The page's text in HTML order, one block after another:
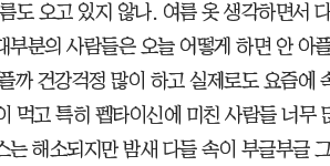
도 오고 있지 않나. 여름 옷 생각하면서
분의 사람들은 오늘 어떻게 하면 안 아
까 건강걱정 많이 하고 실제로도 요즘에
먹고 특히 펩타이신에 미친 사람들 너무
해소되지만 밤새 다들 속이 부글부글